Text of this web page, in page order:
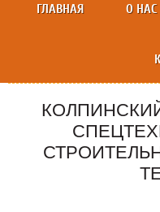
ГЛАВНАЯ О НАС